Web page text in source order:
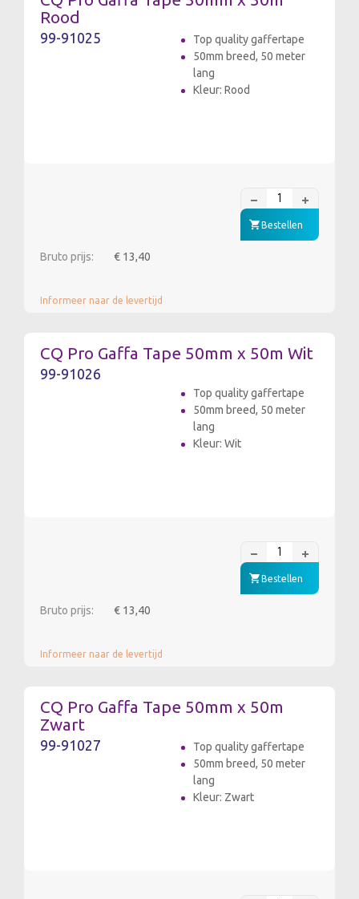
Rood
99-91025
Top quality gaffertape
50mm breed, 50 meter
lang
Kleur: Rood
Bestellen
Bruto prijs: € 13,40
Informeer naar de levertijd
CQ Pro Gaffa Tape 50mm x 50m Wit
99-91026
Top quality gaffertape
50mm breed, 50 meter
lang
Kleur: Wit
Bestellen
Bruto prijs: € 13,40
Informeer naar de levertijd
CQ Pro Gaffa Tape 50mm x 50m
Zwart
99-91027
Top quality gaffertape
50mm breed, 50 meter
lang
Kleur: Zwart